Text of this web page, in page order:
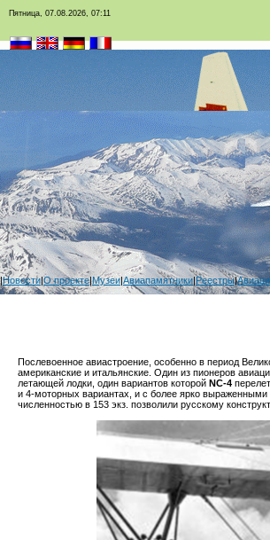
Пятница, 07.08.2026, 07:11
|Новости|О проекте|Музеи|Авиапамятники|Реестры|
Послевоенное авиастроение, особенно в период
американские и итальянские. Один из пионеров
летающей лодки, один вариантов которойNC-4
и 4-моторных вариантах, и с более ярко
численностью в 153 экз. позволили русскому